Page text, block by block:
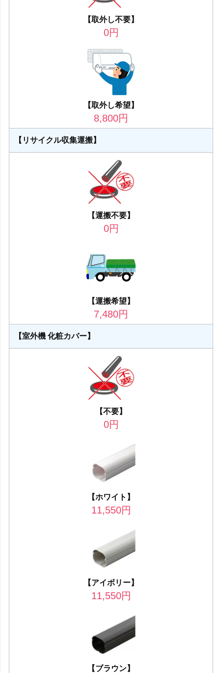
【取外し不要】
0円
【取外し希望】
8,800円
【リサイクル収集運搬】
【運搬不要】
0円
【運搬希望】
7,480円
【室外機 化粧カバー】
【不要】
0円
【ホワイト】
11,550円
【アイボリー】
11,550円
【ブラウン】